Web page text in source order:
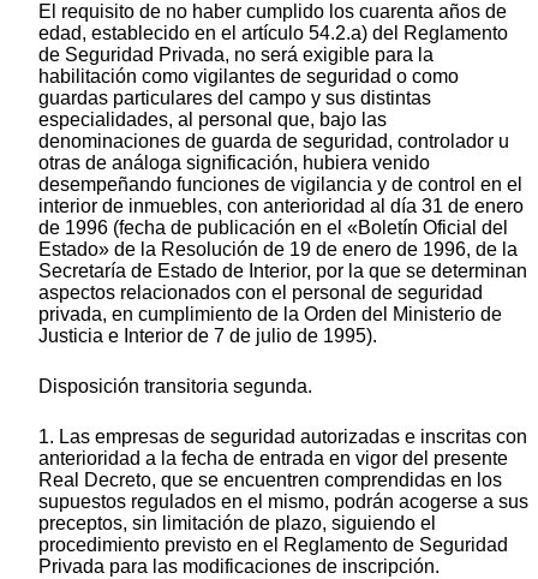
El requisito de no haber cumplido los cuarenta años de
edad, establecido en el artículo 54.2.a) del Reglamento
de Seguridad Privada, no será exigible para la
habilitación como vigilantes de seguridad o como
guardas particulares del campo y sus distintas
especialidades, al personal que, bajo las
denominaciones de guarda de seguridad, controlador u
otras de análoga significación, hubiera venido
desempeñando funciones de vigilancia y de control en el
interior de inmuebles, con anterioridad al día 31 de enero
de 1996 (fecha de publicación en el «Boletín Oficial del
Estado» de la Resolución de 19 de enero de 1996, de la
Secretaría de Estado de Interior, por la que se determinan
aspectos relacionados con el personal de seguridad
privada, en cumplimiento de la Orden del Ministerio de
Justicia e Interior de 7 de julio de 1995).
Disposición transitoria segunda.
1. Las empresas de seguridad autorizadas e inscritas con
anterioridad a la fecha de entrada en vigor del presente
Real Decreto, que se encuentren comprendidas en los
supuestos regulados en el mismo, podrán acogerse a sus
preceptos, sin limitación de plazo, siguiendo el
procedimiento previsto en el Reglamento de Seguridad
Privada para las modificaciones de inscripción.